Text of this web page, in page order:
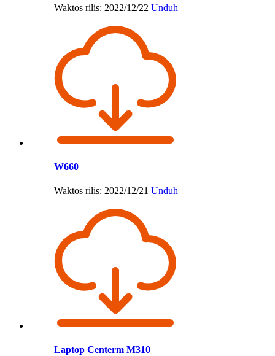
Waktos rilis: 2022/12/22 Unduh
W660
Waktos rilis: 2022/12/21 Unduh
Laptop Centerm M310